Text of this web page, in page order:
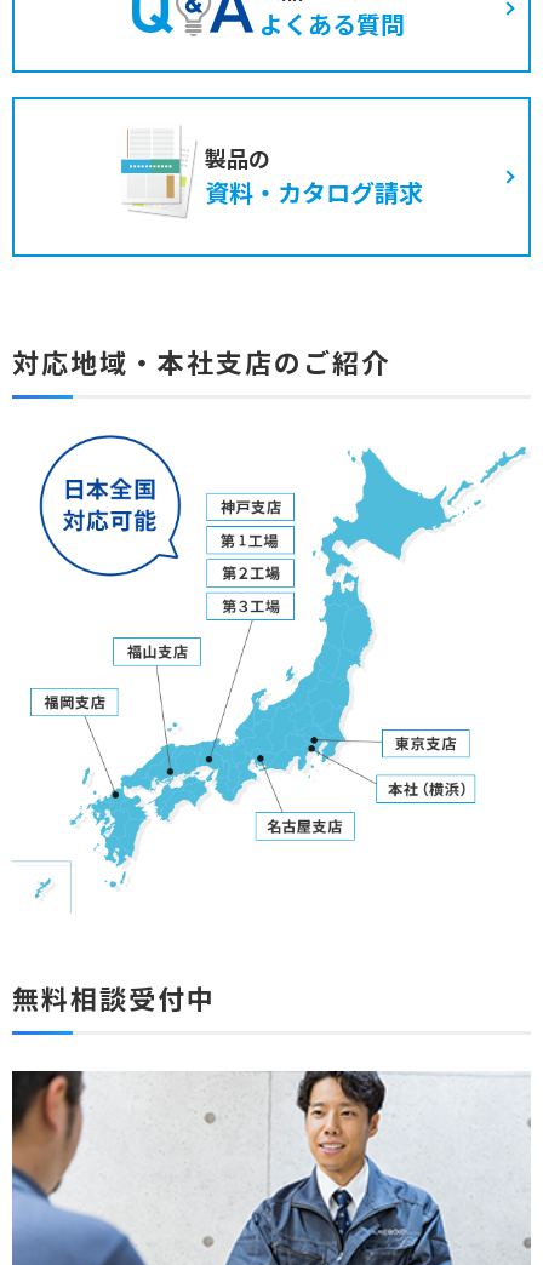
よくある質問
製品の
資料・カタログ請求
対応地域・本社支店のご紹介
無料相談受付中